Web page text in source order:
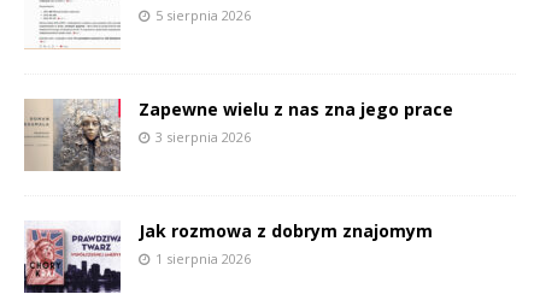
5 sierpnia 2026
Zapewne wielu z nas zna jego prace
3 sierpnia 2026
Jak rozmowa z dobrym znajomym
1 sierpnia 2026